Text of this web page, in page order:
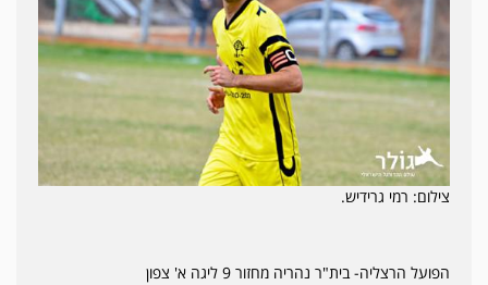
צילום: רמי גרידיש.
הפועל הרצליה- בית"ר נהריה מחזור 9 ליגה א' צפון